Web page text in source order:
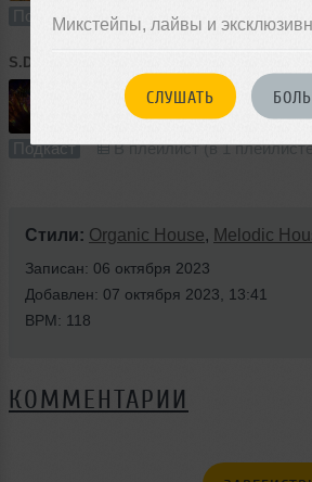
Микстейпы, лайвы и
СЛУШАТЬ
Подкаст В плейлист
S.Dyakov
444 раза
Подкаст В плейлист (в 1
Стили: Organic House, Melodic
Записан: 06 октября 2023
Добавлен: 07 октября 2023, 13:41
BPM: 118
КОММЕНТАРИИ